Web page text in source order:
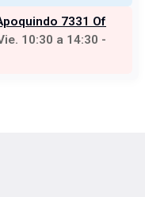
7331 Of
10:30 a 14:30 -